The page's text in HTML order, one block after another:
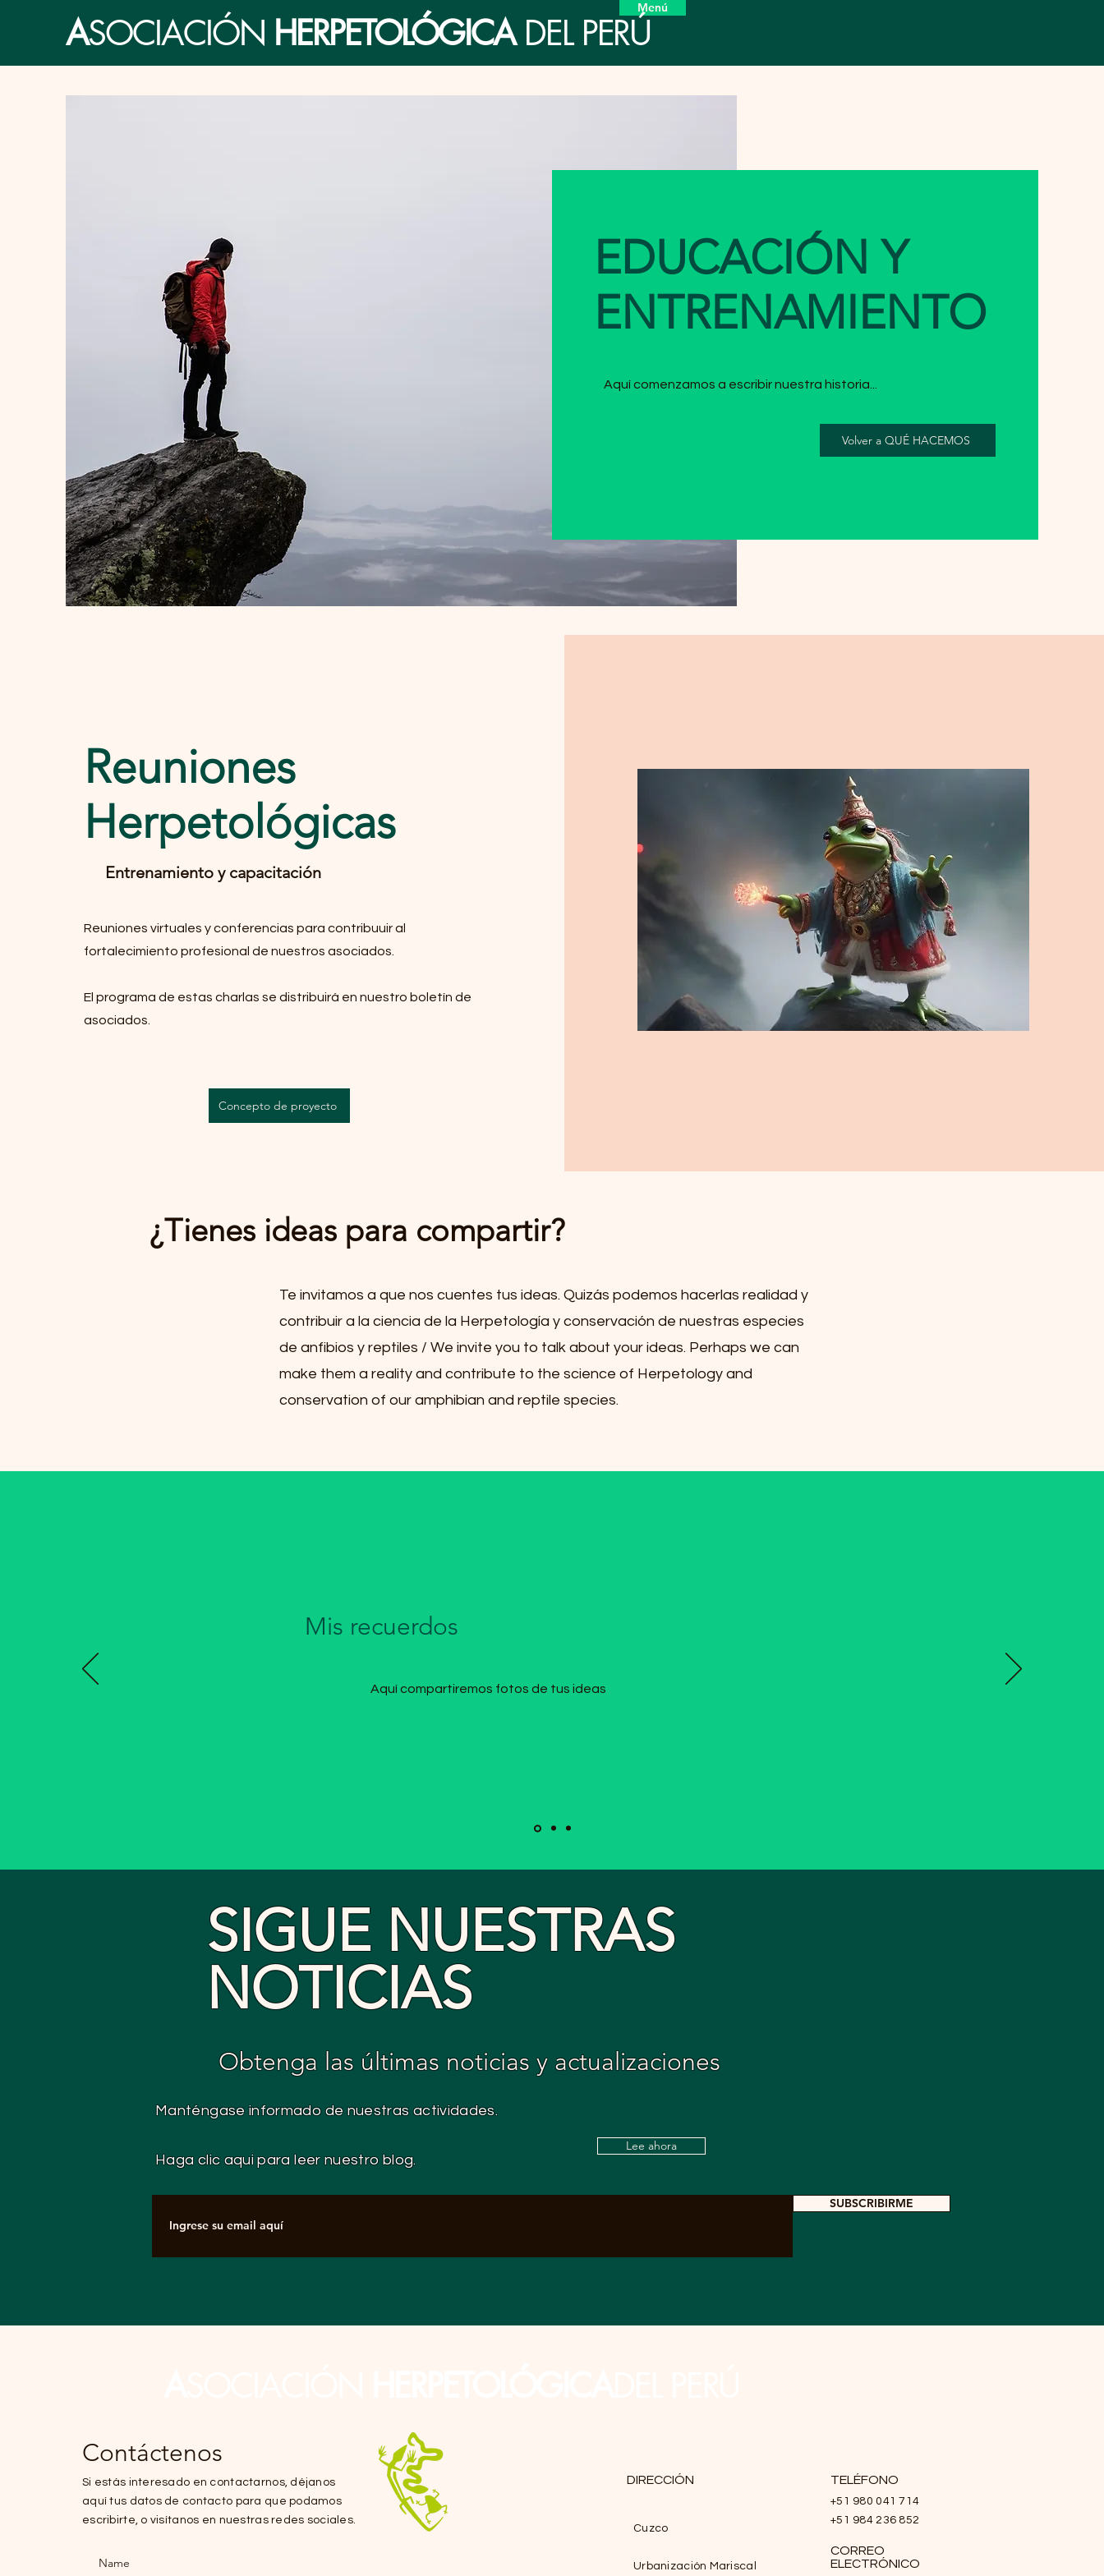
Menú
ASOCIACIÓN HERPETOLÓGICADEL PERÚ
EDUCACIÓN Y
ENTRENAMIENTO
Aquí comenzamos a escribir nuestra historia...
Volver a QUÉ HACEMOS
Reuniones
Herpetológicas
Entrenamiento y capacitación
Reuniones virtuales y conferencias para contribuuir al
fortalecimiento profesional de nuestros asociados.
El programa de estas charlas se distribuirá en nuestro boletín de
asociados.
Concepto de proyecto
¿Tienes ideas para compartir?
Te invitamos a que nos cuentes tus ideas. Quizás podemos hacerlas realidad y
contribuir a la ciencia de la Herpetología y conservación de nuestras especies
de anfibios y reptiles / We invite you to talk about your ideas. Perhaps we can
make them a reality and contribute to the science of Herpetology and
conservation of our amphibian and reptile species.
Mis recuerdos
Aquí compartiremos fotos de tus ideas
SIGUE NUESTRAS
NOTICIAS
Obtenga las últimas noticias y actualizaciones
Manténgase informado de nuestras actividades.
Haga clic aqui para leer nuestro blog.
Lee ahora
SUBSCRIBIRME
Contáctenos
Si estás interesado en contactarnos, déjanos
aquí tus datos de contacto para que podamos
escribirte, o visítanos en nuestras redes sociales.
DIRECCIÓN
Cuzco
Urbanización Mariscal
TELÉFONO
+51 980 041 714
+51 984 236 852
CORREO
ELECTRÓNICO